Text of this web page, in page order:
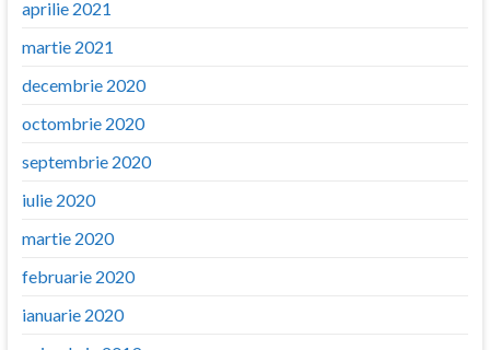
aprilie 2021
martie 2021
decembrie 2020
octombrie 2020
septembrie 2020
iulie 2020
martie 2020
februarie 2020
ianuarie 2020